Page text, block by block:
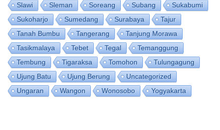
Slawi
Sleman Soreang Subang
Sukabumi
Sukoharjo
Sumedang Surabaya
Tajur
Tanah Bumbu
Tangerang
Tanjung Morawa
Tasikmalaya
Tebet Tegal
Temanggung
Tembung
Tigaraksa Tomohon
Tulungagung
Ujung Batu
Ujung Berung
Uncategorized
Ungaran
Wangon Wonosobo Yogyakarta